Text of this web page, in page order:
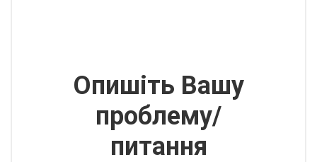
Опишіть Вашу
проблему/
питання